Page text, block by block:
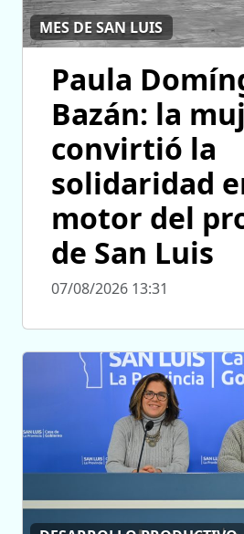
MES DE SAN LUIS
Paula
Bazán: la
convirtió la
solidaridad
motor del
de San Luis
07/08/2026 13:31